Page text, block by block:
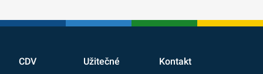
CDV Užitečné
Kontakt